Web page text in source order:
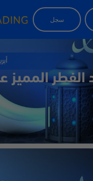
سجل
أبريل
المميز